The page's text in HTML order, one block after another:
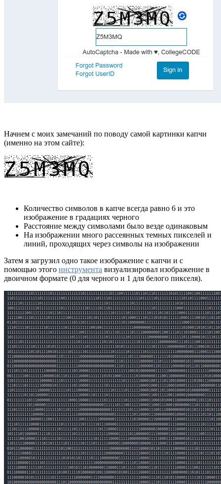
Начнем с моих замечаний по поводу самой картинки капчи
(именно на этом сайте):
Количество символов в капче всегда равно 6 и это
изображение в градациях черного
Расстояние между символами было везде одинаковым
На изображении много рассеянных темных пикселей и
линий, проходящих через символы на изображении
Затем я загрузил одно такое изображение с капчи и с
помощью этого инструмента визуализировал изображение в
двоичном формате (0 для черного и 1 для белого пикселя).